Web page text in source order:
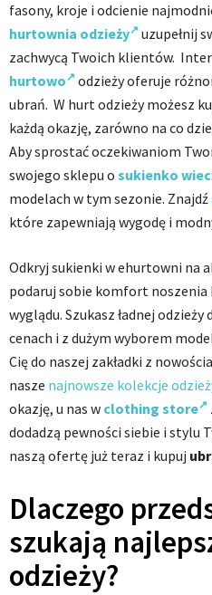
fasony, kroje i odcienie
hurtownia odzieży
uzupełnij
zachwycą Twoich klientów.
hurtowo
odzieży oferuje
ubrań. W hurt odzieży możesz
każdą okazję, zarówno na co
Aby sprostać oczekiwaniom
swojego sklepu o sukienko
modelach w tym sezonie. Znajdź
które zapewniają wygodę i
Odkryj sukienki w ehurtowni na
podaruj sobie komfort
wyglądu. Szukasz ładnej
cenach i z dużym wyborem
Cię do naszej zakładki z
nasze najnowsze kolekcje
okazję, u nas w clothing store
dodadzą pewności siebie i stylu
naszą ofertę już teraz i kupuj
Dlaczego
szukają
odzieży?